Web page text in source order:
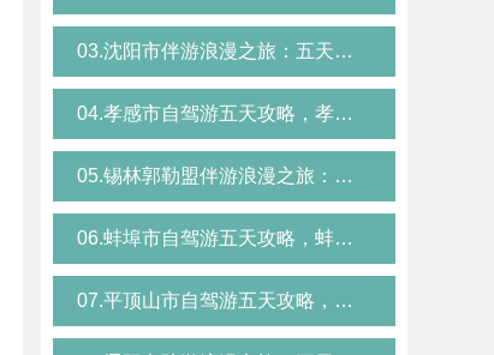
03.沈阳市伴游浪漫之旅：五天深度游攻略，与沈阳市驴友共赴海滨之约，开启旅游交友新体验
04.孝感市自驾游五天攻略，孝感陪游分享真实体验
05.锡林郭勒盟伴游浪漫之旅：五天深度游攻略，与锡林郭勒盟驴友共赴草原之约，开启旅游交友新体验
06.蚌埠市自驾游五天攻略，蚌埠市陪游分享真实体验
07.平顶山市自驾游五天攻略，平顶山陪游分享真实体验